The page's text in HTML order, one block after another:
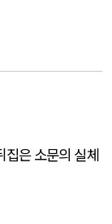
은 소문의 실체